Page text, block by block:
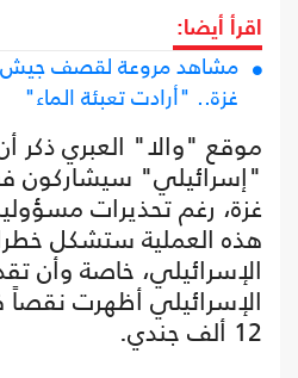
اقرأ أيضا:
مشاهد مروعة لقصف جيش
غزة.. "أرادت تعبئة الماء"
"إسرائيلي" سيشاركون
غزة، رغم تحذيرات
هذه العملية ستشكل
الإسرائيلي، خاصة وأن
الإسرائيلي أظهرت نقصاً
12 ألف جندي.